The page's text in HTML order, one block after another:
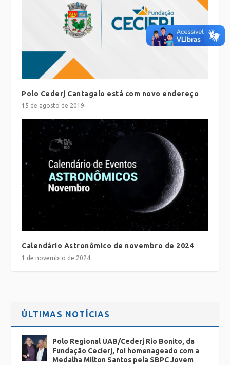
Polo Cederj Cantagalo está com novo endereço
15 de agosto de 2019
Calendário Astronômico de novembro de 2024
1 de novembro de 2024
ÚLTIMAS NOTÍCIAS
Polo Regional UAB/Cederj Rio Bonito, da
Fundação Cecierj, foi homenageado com a
Medalha Milton Santos pela SBPC Jovem